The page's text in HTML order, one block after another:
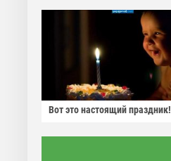
Вот это настоящий праздник!